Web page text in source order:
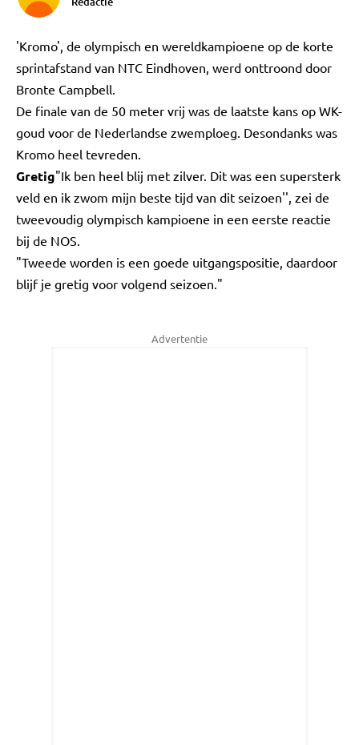
'Kromo', de olympisch en wereldkampioene op de korte
sprintafstand van NTC Eindhoven, werd onttroond door
Bronte Campbell.
De finale van de 50 meter vrij was de laatste kans op WK-
goud voor de Nederlandse zwemploeg. Desondanks was
Kromo heel tevreden.
Gretig"Ik ben heel blij met zilver. Dit was een supersterk
veld en ik zwom mijn beste tijd van dit seizoen'', zei de
tweevoudig olympisch kampioene in een eerste reactie
bij de NOS.
"Tweede worden is een goede uitgangspositie, daardoor
blijf je gretig voor volgend seizoen."
Advertentie